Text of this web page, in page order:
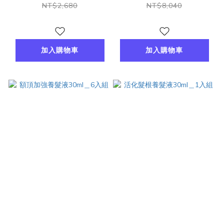
NT$2,680
加入購物車
NT$8,040
加入購物車